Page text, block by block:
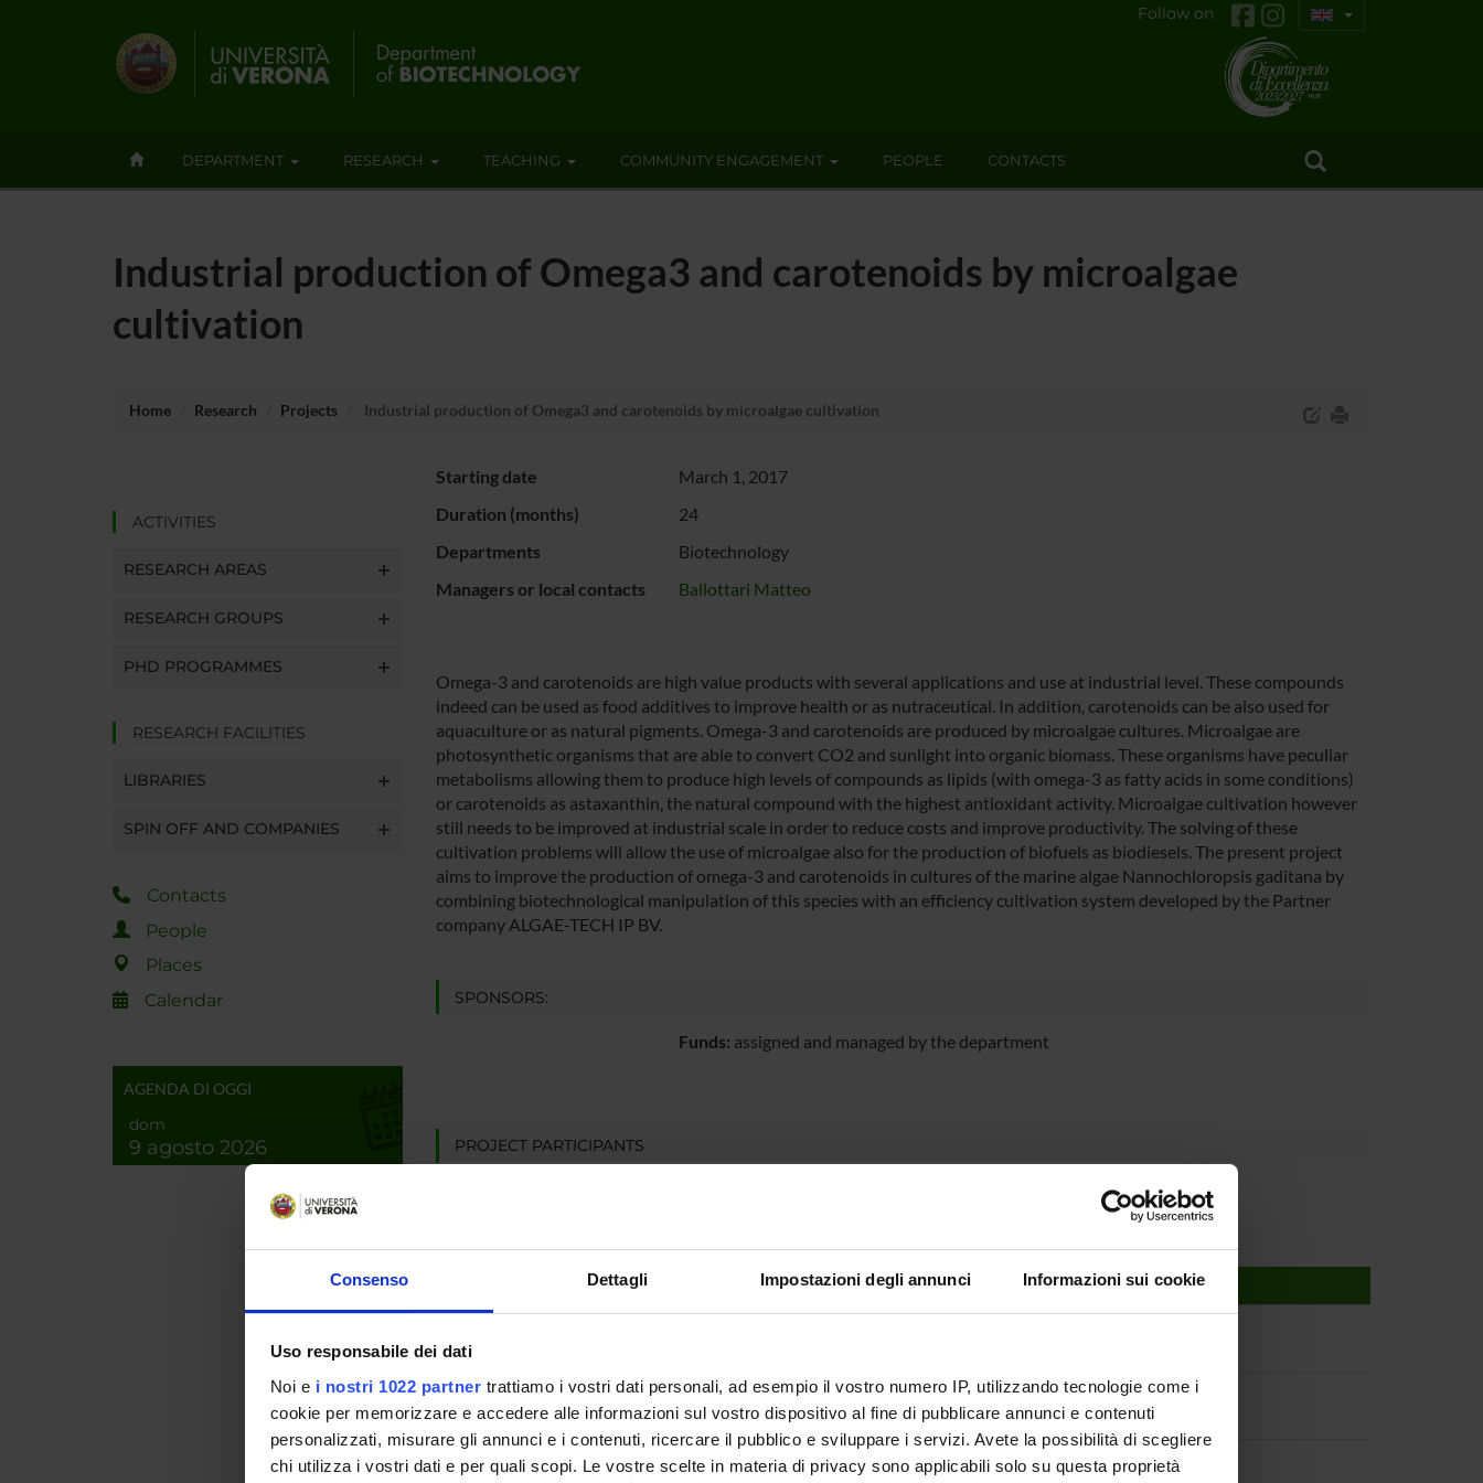
Consenso Dettagli Impostazioni degli annunci Informazioni sui cookie
Uso responsabile dei dati
Noi e i nostri 1022 partner trattiamo i vostri dati personali, ad esempio il vostro numero IP, utilizzando tecnologie come i
cookie per memorizzare e accedere alle informazioni sul vostro dispositivo al fine di pubblicare annunci e contenuti
personalizzati, misurare gli annunci e i contenuti, ricercare il pubblico e sviluppare i servizi. Avete la possibilità di scegliere
chi utilizza i vostri dati e per quali scopi. Le vostre scelte in materia di privacy sono applicabili solo su questa proprietà
Follow on
DEPARTMENT RESEARCH TEACHING COMMUNITY ENGAGEMENT PEOPLE CONTACTS
Industrial production of Omega3 and carotenoids by microalgae
cultivation
Home Research Projects Industrial production of Omega3 and carotenoids by microalgae cultivation
ACTIVITIES
RESEARCH AREAS
RESEARCH GROUPS
PHD PROGRAMMES
RESEARCH FACILITIES
LIBRARIES
SPIN OFF AND COMPANIES
Contacts
People
Places
Calendar
AGENDA DI OGGI
dom
9 agosto 2026
Starting date
March 1, 2017
Duration (months)
24
Departments
Biotechnology
Managers or local contacts
Ballottari Matteo
Omega-3 and carotenoids are high value products with several applications and use at industrial level. These compounds
indeed can be used as food additives to improve health or as nutraceutical. In addition, carotenoids can be also used for
aquaculture or as natural pigments. Omega-3 and carotenoids are produced by microalgae cultures. Microalgae are
photosynthetic organisms that are able to convert CO2 and sunlight into organic biomass. These organisms have peculiar
metabolisms allowing them to produce high levels of compounds as lipids (with omega-3 as fatty acids in some conditions)
or carotenoids as astaxanthin, the natural compound with the highest antioxidant activity. Microalgae cultivation however
still needs to be improved at industrial scale in order to reduce costs and improve productivity. The solving of these
cultivation problems will allow the use of microalgae also for the production of biofuels as biodiesels. The present project
aims to improve the production of omega-3 and carotenoids in cultures of the marine algae Nannochloropsis gaditana by
combining biotechnological manipulation of this species with an efficiency cultivation system developed by the Partner
company ALGAE-TECH IP BV.
SPONSORS:
Funds: assigned and managed by the department
PROJECT PARTICIPANTS
RESEARCH AREAS INVOLVED IN THE PROJECT
Biochemistry & Molecular Biology (DBT)
Biochimica e Biologia Molecolare
Biochemistry & Molecular Biology (DBT) (DBT)
Proteomica strutturale, funzionale e di espressione